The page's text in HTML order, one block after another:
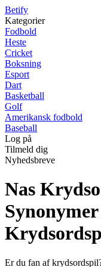
Betify
Kategorier
Fodbold
Heste
Cricket
Boksning
Esport
Dart
Basketball
Golf
Amerikansk fodbold
Baseball
Log på
Tilmeld dig
Nyhedsbreve
Nas
Er du fan af